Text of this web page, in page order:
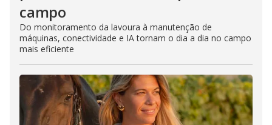
campo
Do monitoramento da lavoura à manutenção de
máquinas, conectividade e IA tornam o dia a dia no campo
mais eficiente